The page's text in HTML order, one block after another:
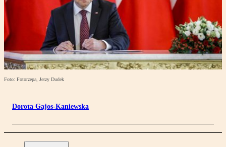
Foto: Fotorzepa, Jerzy Dudek
Dorota Gajos-Kaniewska